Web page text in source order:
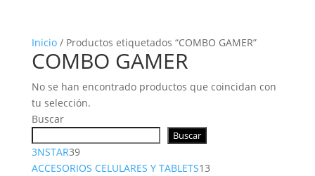
Inicio/ Productos etiquetados “COMBO GAMER”
COMBO GAMER
No se han encontrado productos que coincidan con
tu selección.
Buscar
Buscar
3NSTAR3939
productos
ACCESORIOS CELULARES Y TABLETS1313